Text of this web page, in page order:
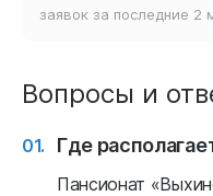
заявок за последние 2
Вопросы и
Где
Пансионат